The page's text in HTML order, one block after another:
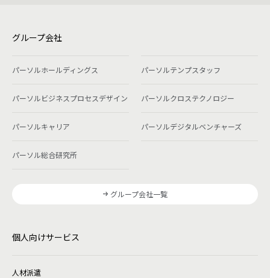
グループ会社
パーソルホールディングス パーソルテンプスタッフ
パーソルビジネスプロセスデザイン パーソルクロステクノロジー
パーソルキャリア パーソルデジタルベンチャーズ
パーソル総合研究所
グループ会社一覧
個人向けサービス
人材派遣